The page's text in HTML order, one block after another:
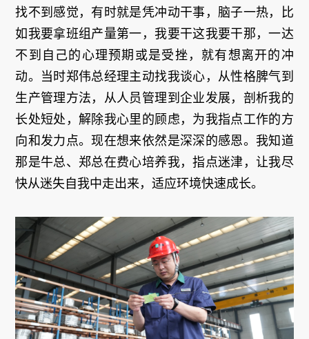
找不到感觉，有时就是凭冲动干事，脑子一热，比
如我要拿班组产量第一，我要干这我要干那，一达
不到自己的心理预期或是受挫，就有想离开的冲
动。当时郑伟总经理主动找我谈心，从性格脾气到
生产管理方法，从人员管理到企业发展，剖析我的
长处短处，解除我心里的顾虑，为我指点工作的方
向和发力点。现在想来依然是深深的感恩。我知道
那是牛总、郑总在费心培养我，指点迷津，让我尽
快从迷失自我中走出来，适应环境快速成长。